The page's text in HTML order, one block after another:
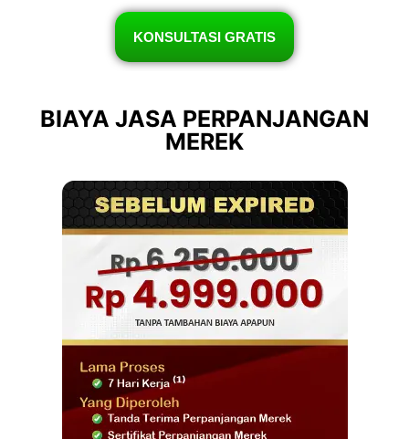
KONSULTASI GRATIS
BIAYA JASA PERPANJANGAN
MEREK